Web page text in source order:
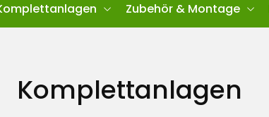
Zubehör & Montage
Komplettanlagen